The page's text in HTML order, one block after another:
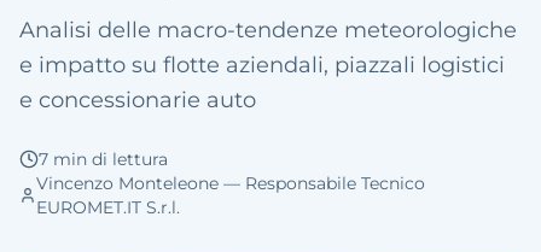
Analisi delle macro-tendenze meteorologiche
e impatto su flotte aziendali, piazzali logistici
e concessionarie auto
7 min di lettura
Vincenzo Monteleone — Responsabile Tecnico
EUROMET.IT S.r.l.